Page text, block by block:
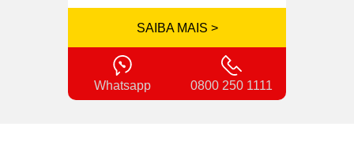
SAIBA MAIS >
Whatsapp 0800 250 1111